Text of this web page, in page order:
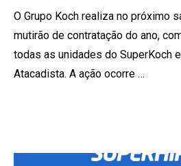
O Grupo Koch realiza no próximo
mutirão de contratação do ano,
todas as unidades do SuperKoch
Atacadista. A ação ocorre …